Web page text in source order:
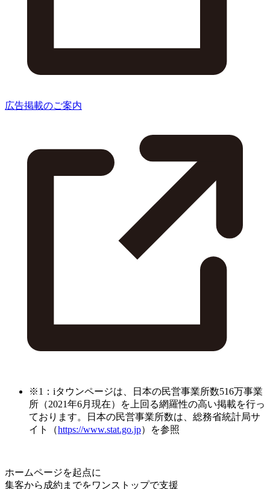
広告掲載のご案内
※1：iタウンページは、日本の民営事業所数516万事業
所（2021年6月現在）を上回る網羅性の高い掲載を行っ
ております。日本の民営事業所数は、総務省統計局サ
イト（https://www.stat.go.jp）を参照
ホームページを起点に
集客から成約までをワンストップで支援